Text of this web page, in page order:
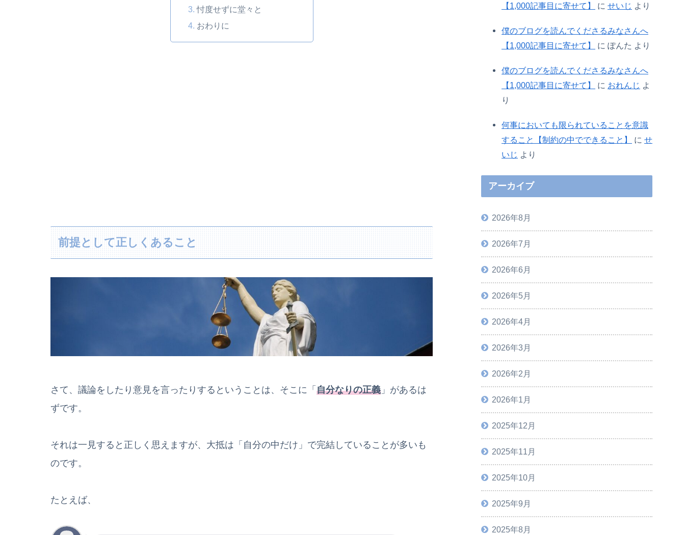
忖度せずに堂々と
おわりに
前提として正しくあること
さて、議論をしたり意見を言ったりするということは、そこに「 自分なりの正義 」があるは
ずです。
それは一見すると正しく思えますが、大抵は「自分の中だけ」で完結していることが多いも
のです。
たとえば、
【1,000記事目に寄せて】
に せいじ より
僕のブログを読んでくださるみなさんへ
【1,000記事目に寄せて】
に ぽんた より
僕のブログを読んでくださるみなさんへ
【1,000記事目に寄せて】
に おれんじ よ
り
何事においても限られていることを意識
すること【制約の中でできること】
に せ
いじ より
アーカイブ
2026年8月
2026年7月
2026年6月
2026年5月
2026年4月
2026年3月
2026年2月
2026年1月
2025年12月
2025年11月
2025年10月
2025年9月
2025年8月